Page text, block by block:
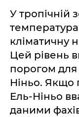
У тропічній
кліматичну
Цей рівень
порогом для
Ніньо. Якщо
Ель-Ніньо
даними